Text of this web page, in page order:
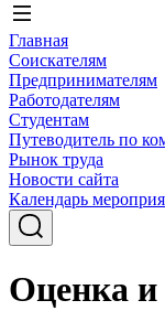
Главная
Соискателям
Предпринимателям
Работодателям
Студентам
Путеводитель по
Рынок труда
Новости сайта
Календарь
Оценка и